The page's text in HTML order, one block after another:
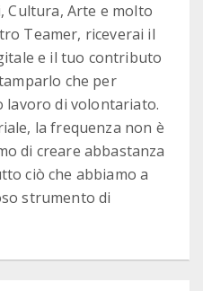
Cultura, Arte e molto
Teamer, riceverai il
e il tuo contributo
che per
di volontariato.
la frequenza non è
di creare abbastanza
ciò che abbiamo a
strumento di